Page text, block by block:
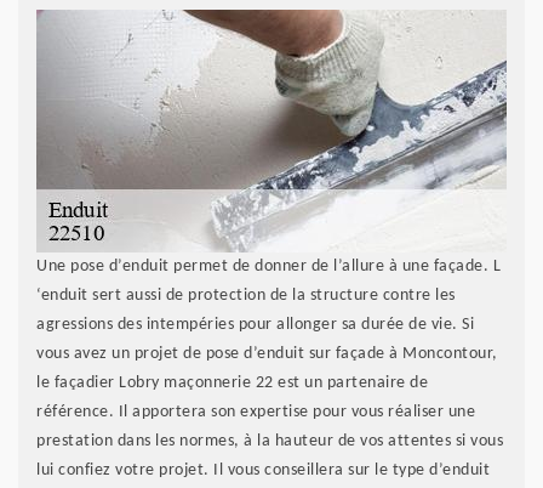
Une pose d’enduit permet de donner de l’allure à une façade. L
‘enduit sert aussi de protection de la structure contre les
agressions des intempéries pour allonger sa durée de vie. Si
vous avez un projet de pose d’enduit sur façade à Moncontour,
le façadier Lobry maçonnerie 22 est un partenaire de
référence. Il apportera son expertise pour vous réaliser une
prestation dans les normes, à la hauteur de vos attentes si vous
lui confiez votre projet. Il vous conseillera sur le type d’enduit